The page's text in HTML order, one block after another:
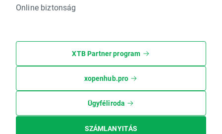
Online biztonság
XTB Partner program
xopenhub.pro
Ügyféliroda
SZÁMLANYITÁS